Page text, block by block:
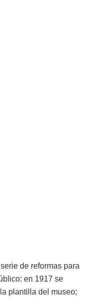
de reformas para
en 1917 se
plantilla del museo;